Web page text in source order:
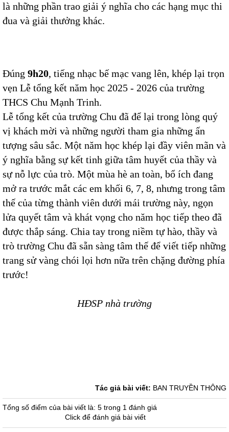
là những phần trao giải ý nghĩa cho các hạng mục thi
đua và giải thưởng khác.
Đúng 9h20, tiếng nhạc bế mạc vang lên, khép lại trọn
vẹn Lễ tổng kết năm học 2025 - 2026 của trường
THCS Chu Mạnh Trinh.
Lễ tổng kết của trường Chu đã để lại trong lòng quý
vị khách mời và những người tham gia những ấn
tượng sâu sắc. Một năm học khép lại đầy viên mãn và
ý nghĩa bằng sự kết tinh giữa tâm huyết của thầy và
sự nỗ lực của trò. Một mùa hè an toàn, bổ ích đang
mở ra trước mắt các em khối 6, 7, 8, nhưng trong tâm
thế của từng thành viên dưới mái trường này, ngọn
lửa quyết tâm và khát vọng cho năm học tiếp theo đã
được thắp sáng. Chia tay trong niềm tự hào, thầy và
trò trường Chu đã sẵn sàng tâm thế để viết tiếp những
trang sử vàng chói lọi hơn nữa trên chặng đường phía
trước!
HĐSP nhà trường
Tác giả bài viết: BAN TRUYỀN THÔNG
Tổng số điểm của bài viết là: 5 trong 1 đánh giá
Click để đánh giá bài viết